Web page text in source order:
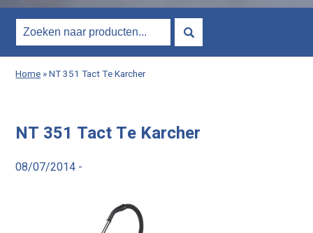
Home»NT 351 Tact Te Karcher
NT 351 Tact Te Karcher
08/07/2014 -